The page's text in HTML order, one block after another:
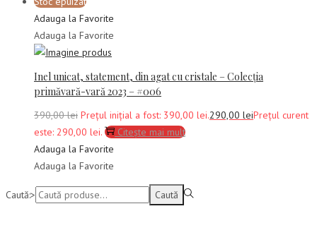
Adauga la Favorite
Adauga la Favorite
Inel unicat, statement, din agat cu cristale – Colecția
primăvară-vară 2023 – #006
390,00lei Prețul inițial a fost: 390,00 lei.290,00 leiPrețul curent
este: 290,00 lei.
Citește mai mult
Adauga la Favorite
Adauga la Favorite
Caută:> Caută